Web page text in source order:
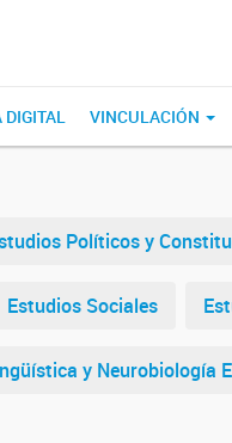
DIGITAL VINCULACIÓN
Políticos y
Estudios Sociales
y Neurobiología